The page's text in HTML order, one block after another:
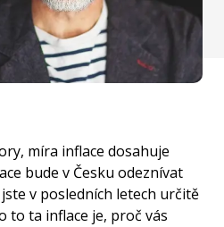
míra inflace dosahuje
bude v Česku odeznívat
v posledních letech určitě
to ta inflace je, proč vás